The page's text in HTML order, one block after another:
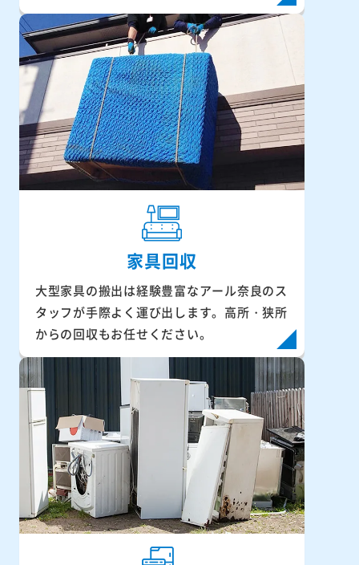
家具回収
大型家具の搬出は経験豊富なアール奈良のス
タッフが手際よく運び出します。高所・狭所
からの回収もお任せください。